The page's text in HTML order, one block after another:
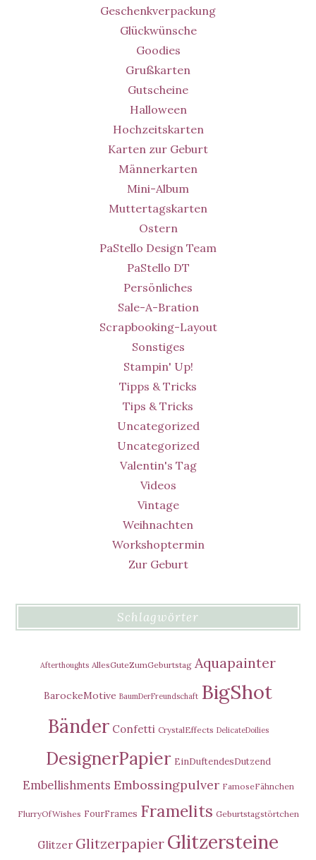
Geschenkverpackung
Glückwünsche
Goodies
Grußkarten
Gutscheine
Halloween
Hochzeitskarten
Karten zur Geburt
Männerkarten
Mini-Album
Muttertagskarten
Ostern
PaStello Design Team
PaStello DT
Persönliches
Sale-A-Bration
Scrapbooking-Layout
Sonstiges
Stampin' Up!
Tipps & Tricks
Tips & Tricks
Uncategorized
Uncategorized
Valentin's Tag
Videos
Vintage
Weihnachten
Workshoptermin
Zur Geburt
Schlagwörter
Afterthoughts AllesGuteZumGeburtstag Aquapainter
BarockeMotive BaumDerFreundschaft BigShot
Bänder Confetti CrystalEffects DelicateDoilies
DesignerPapier EinDuftendesDutzend
Embellishments Embossingpulver FamoseFähnchen
FlurryOfWishes FourFrames Framelits Geburtstagstörtchen
Glitzer Glitzerpapier Glitzersteine